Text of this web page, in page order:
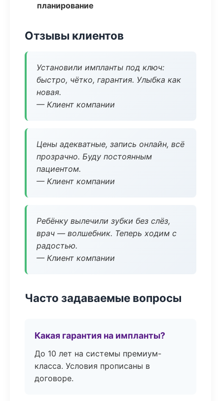
планирование
Отзывы клиентов
Установили импланты под ключ:
быстро, чётко, гарантия. Улыбка как
новая.
— Клиент компании
Цены адекватные, запись онлайн, всё
прозрачно. Буду постоянным
пациентом.
— Клиент компании
Ребёнку вылечили зубки без слёз,
врач — волшебник. Теперь ходим с
радостью.
— Клиент компании
Часто задаваемые вопросы
Какая гарантия на импланты?
До 10 лет на системы премиум-
класса. Условия прописаны в
договоре.